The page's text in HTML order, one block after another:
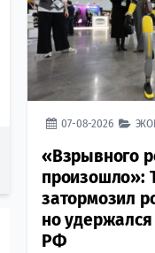
07-08-2026
«Взрывного
произошло»:
затормозил
но
РФ